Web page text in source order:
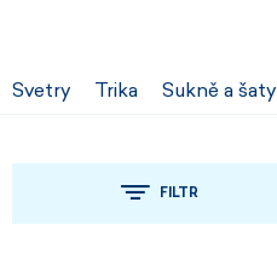
Svetry Trika Sukně a šaty
FILTR